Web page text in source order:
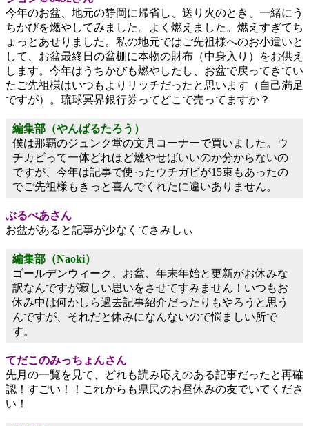
今年のお盆、地元の静岡に帰省し、送り火のとき、一緒にう
ちかびを燃やしてみました。よく燃えました。燃えすぎてち
ょっとあせりました。私の地元ではご先祖様へのお小遣いと
して、お盆最終日の盆棚に本物の財布（中身入り）をお供え
します。今年はうちかびも燃やしたし、お盆で戻ってきてい
たご先祖様はいつもよりリッチだったと思います（自己満足
ですが）。琉球冥界銀行券ってどこで売ってますか？
編集部（やんばるたろう）
僕は那覇のジュンク堂の文具コーナーで買いました。ウ
チカビって一体どれほど燃やせばいいのか分からないの
ですが、今年は記事で使ったウチガビが15束もあったの
でご先祖様もきっと喜んでくれたに違いありません。
ぶるべあさん
お盆があると記事が少なくてさみしぃ
編集部（Naoki）
ゴールデンウィーク、お盆、年末年始と更新がお休みな
訳なんですが寂しい思いをさせてすみません！いつもお
休み中は何かしら過去記事紹介だったりもやろうと思う
んですが、それだと休みになんないので悩ましい所で
す。
てだこのみっちょんさん
先月の一覧を見て、どれも読み応えのある記事だったと再確
認！すごい！！これからも県民のお昼休みの友でいてくださ
い！